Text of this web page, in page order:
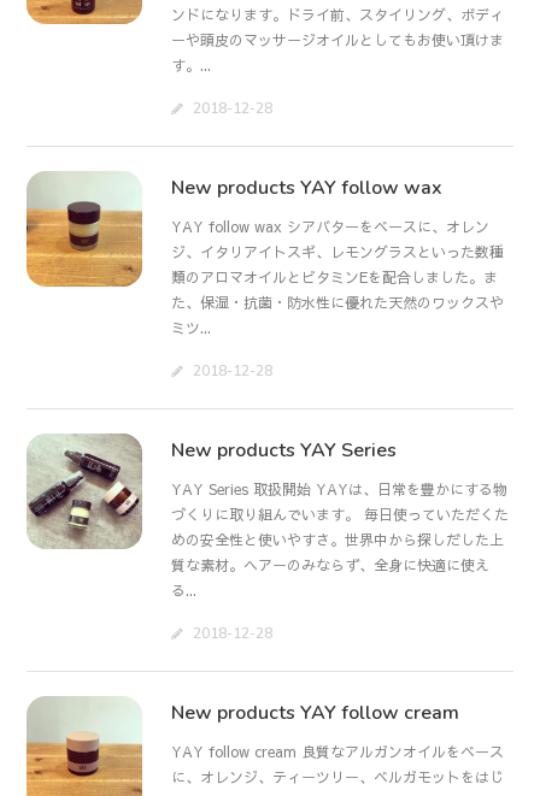
ンドになります。ドライ前、スタイリング、ボディ
ーや頭皮のマッサージオイルとしてもお使い頂けま
す。...
2018-12-28
New products YAY follow wax
YAY follow wax シアバターをベースに、オレン
ジ、イタリアイトスギ、レモングラスといった数種
類のアロマオイルとビタミンEを配合しました。ま
た、保湿・抗菌・防水性に優れた天然のワックスや
ミツ...
2018-12-28
New products YAY Series
YAY Series 取扱開始 YAYは、日常を豊かにする物
づくりに取り組んでいます。 毎日使っていただくた
めの安全性と使いやすさ。世界中から探しだした上
質な素材。ヘアーのみならず、全身に快適に使え
る...
2018-12-28
New products YAY follow cream
YAY follow cream 良質なアルガンオイルをベース
に、オレンジ、ティーツリー、ベルガモットをはじ